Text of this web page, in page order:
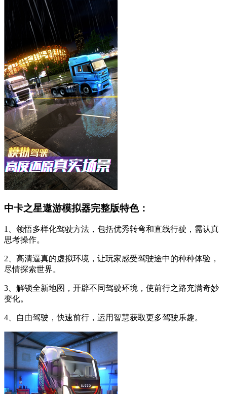
中卡之星遨游模拟器完整版特色：
1、领悟多样化驾驶方法，包括优秀转弯和直线行驶，需认真
思考操作。
2、高清逼真的虚拟环境，让玩家感受驾驶途中的种种体验，
尽情探索世界。
3、解锁全新地图，开辟不同驾驶环境，使前行之路充满奇妙
变化。
4、自由驾驶，快速前行，运用智慧获取更多驾驶乐趣。